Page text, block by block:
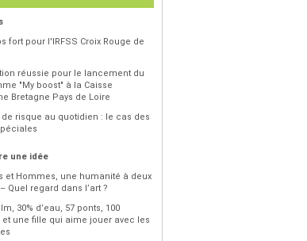
fort pour l'IRFSS Croix Rouge de
réussie pour le lancement du
"My boost" à la Caisse
Bretagne Pays de Loire
de risque au quotidien : le cas des
une idée
et Hommes, une humanité à deux
Quel regard dans l’art ?
30% d’eau, 57 ponts, 100
et une fille qui aime jouer avec les